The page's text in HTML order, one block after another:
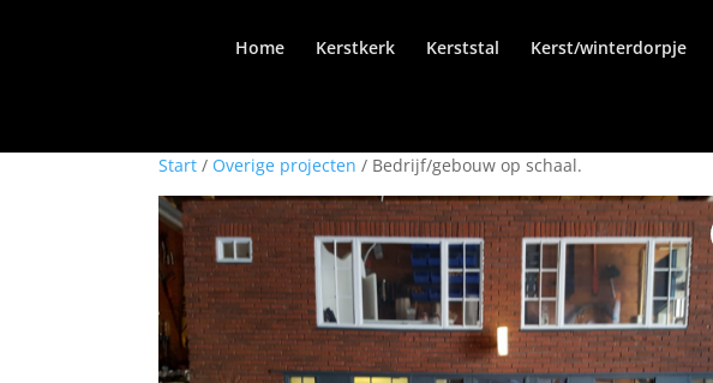
Home Kerstkerk Kerststal Kerst/winterdorpje
Start / Overige projecten / Bedrijf/gebouw op schaal.